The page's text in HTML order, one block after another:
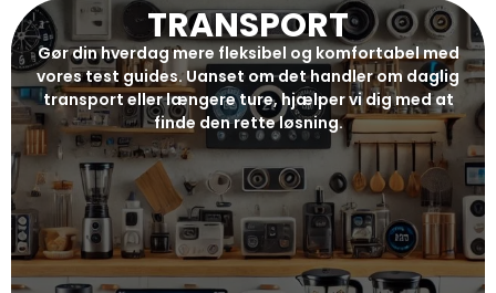
TRANSPORT
Gør din hverdag mere fleksibel og komfortabel med
vores test guides. Uanset om det handler om daglig
transport eller længere ture, hjælper vi dig med at
finde den rette løsning.